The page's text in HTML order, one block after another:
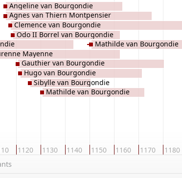
1120 1130 1140 1150 1160 1170 1180
Mayenne
Angeline van Bourgondie
Agnes van Thiern Montpensier
Clemence van Bourgondie
Odo II Borrel van Bourgondie
Gauthier van Bourgondie
Hugo van Bourgondie
Sibylle van Bourgondie
Mathilde van Bourgondie
Mathilde van Bourgondie